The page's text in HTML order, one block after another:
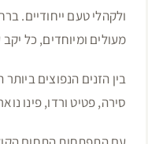
ולקהלי טעם ייחודיים.
מעולים ומיוחדים, כל
בין הזנים הנפוצים
סירה, פטיט ורדו, פינו